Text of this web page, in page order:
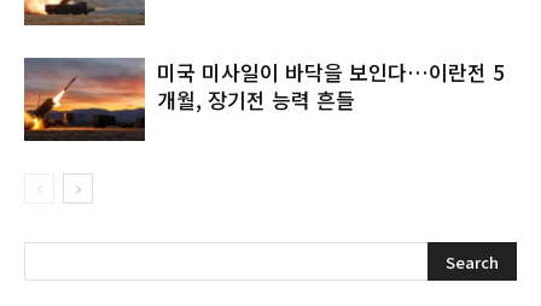
미국 미사일이 바닥을 보인다…이란전 5
개월, 장기전 능력 흔들